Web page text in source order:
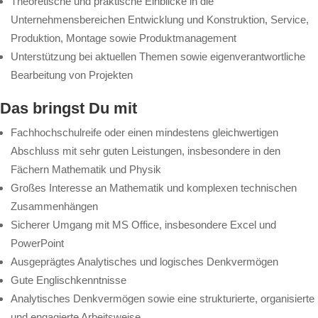
Unternehmensbereichen Entwicklung und Konstruktion, Service,
Produktion, Montage sowie Produktmanagement
Unterstützung bei aktuellen Themen sowie eigenverantwortliche
Bearbeitung von Projekten
Das bringst Du mit
Fachhochschulreife oder einen mindestens gleichwertigen
Abschluss mit sehr guten Leistungen, insbesondere in den
Fächern Mathematik und Physik
Großes Interesse an Mathematik und komplexen technischen
Zusammenhängen
Sicherer Umgang mit MS Office, insbesondere Excel und
PowerPoint
Ausgeprägtes Analytisches und logisches Denkvermögen
Gute Englischkenntnisse
Analytisches Denkvermögen sowie eine strukturierte, organisierte